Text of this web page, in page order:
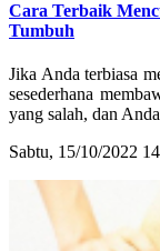
Cara Terbaik
Tumbuh
Jika Anda terbiasa
sesederhana
yang salah, dan
Sabtu, 15/10/2022